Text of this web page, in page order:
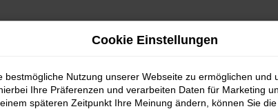
Cookie Einstellungen
bestmögliche Nutzung unserer Webseite zu ermöglichen und
Ihre Präferenzen und verarbeiten Daten für Marketing
späteren Zeitpunkt Ihre Meinung ändern, können Sie